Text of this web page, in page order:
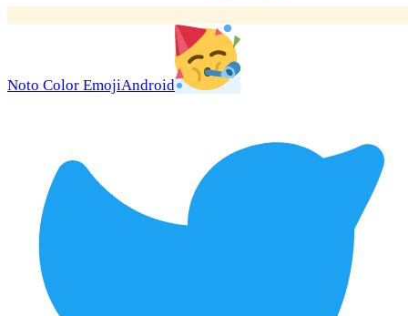
Noto Color EmojiAndroid